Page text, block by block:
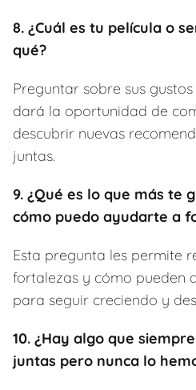
8. ¿Cuál es tu película o
qué?
Preguntar sobre sus
dará la oportunidad de
descubrir nuevas
juntas.
9. ¿Qué es lo que más te
cómo puedo ayudarte a
Esta pregunta les permite
fortalezas y cómo pueden
para seguir creciendo y
10. ¿Hay algo que
juntas pero nunca lo